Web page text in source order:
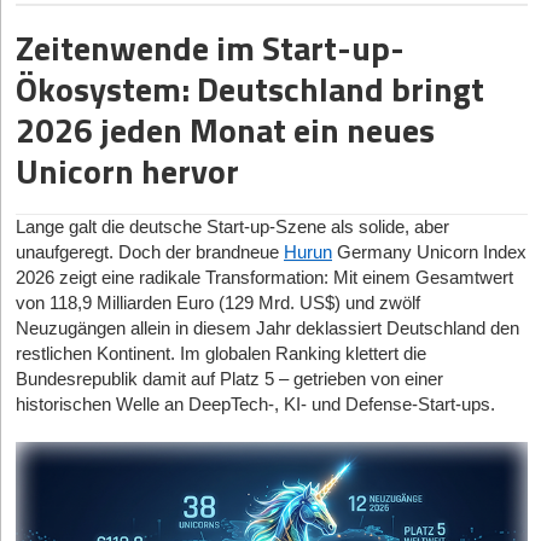
uMe:Humanoider Assistenzroboter für
sprachbasierte Interaktionen in der Pflege (vorgestellt
auf der CES 2026).
Mitglieder des URG-Managements eröffnen Robotik-Trainingszentrum in
der Praxis häufig noch händisch gebucht und über E-Mail-
Verkehr abgestimmt würden.
Das Dortmunder Start-up Loopario(ehem. Logistikbude) setzt
hier mit einem sogenannten Load Carrier Management System
(LCMS) an. Diese Softwarelösung solle als zusätzlicher
Datenlayer in bestehende IT-Infrastrukturen von Unternehmen
Buchungen sowie langwierige Abstimmungsprozesse auf
digitalem Wege zu automatisieren.
Kern-Features
Das System ist nach Unternehmensangaben auf die digitale
Verwaltung von Paletten und Behältern entlang internationaler
Lieferketten ausgelegt.
Die Software automatisiere das Zusammenführen und
Partnerunternehmen. Das Unternehmen nutzt dafür unter
anderem KI-gestützte Ansätze, um externe Belege
automatisiert in die Buchungssysteme zu überführen.
Zeitenwende im Start-up-
Ökosystem: Deutschland bringt
2026 jeden Monat ein neues
Unicorn hervor
Lange galt die deutsche Start-up-Szene als solide, aber
unaufgeregt. Doch der brandneue Hurun Germany Unicorn Index
2026 zeigt eine radikale Transformation: Mit einem Gesamtwert
von 118,9 Milliarden Euro (129 Mrd. US$) und zwölf
Neuzugängen allein in diesem Jahr deklassiert Deutschland den
restlichen Kontinent. Im globalen Ranking klettert die
Bundesrepublik damit auf Platz 5 – getrieben von einer
historischen Welle an DeepTech-, KI- und Defense-Start-ups.